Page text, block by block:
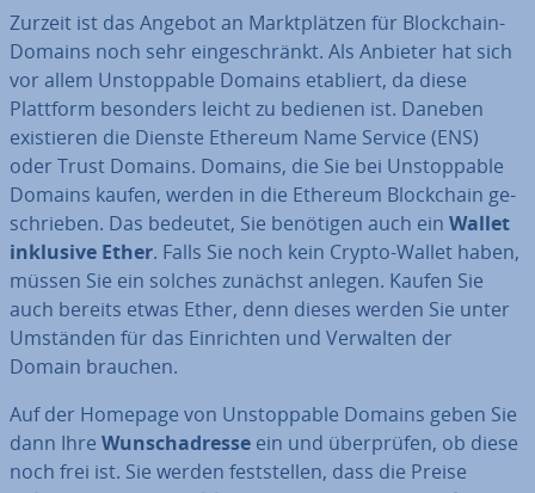
Zurzeit ist das Angebot an Markt­plät­zen für Block­chain-
Domains noch sehr ein­ge­schränkt. Als Anbieter hat sich
vor allem Un­stoppable Domains etabliert, da diese
Plattform besonders leicht zu bedienen ist. Daneben
exis­tie­ren die Dienste Ethereum Name Service (ENS)
oder Trust Domains. Domains, die Sie bei Un­stoppable
Domains kaufen, werden in die Ethereum Block­chain ge­
schrie­ben. Das bedeutet, Sie benötigen auch ein Wallet
inklusive Ether. Falls Sie noch kein Crypto-Wallet haben,
müssen Sie ein solches zunächst anlegen. Kaufen Sie
auch bereits etwas Ether, denn dieses werden Sie unter
Umständen für das Ein­rich­ten und Verwalten der
Domain brauchen.
Auf der Homepage von Un­stoppable Domains geben Sie
dann Ihre Wunsch­adres­se ein und über­prü­fen, ob diese
noch frei ist. Sie werden fest­stel­len, dass die Preise